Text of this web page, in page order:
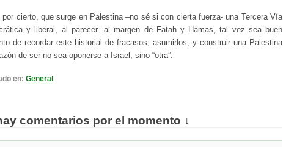
por cierto, que surge en Palestina –no sé si con cierta fuerza- una Tercera Vía
y liberal, al parecer- al margen de Fatah y Hamas, tal vez sea buen
de recordar este historial de fracasos, asumirlos, y construir una Palestina
de ser no sea oponerse a Israel, sino “otra”.
en: General
comentarios por el momento ↓